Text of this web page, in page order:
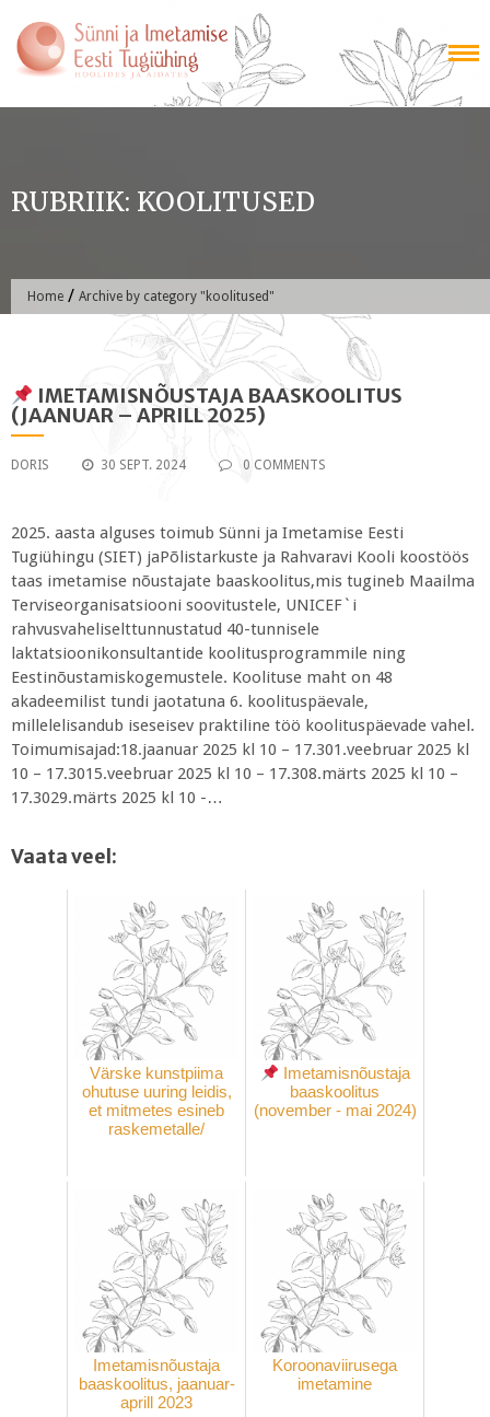
content
RUBRIIK: KOOLITUSED
Home / Archive by category "koolitused"
IMETAMISNÕUSTAJA BAASKOOLITUS
(JAANUAR – APRILL 2025)
DORIS 30 SEPT. 2024 0 COMMENTS
2025. aasta alguses toimub Sünni ja Imetamise Eesti
Tugiühingu (SIET) jaPõlistarkuste ja Rahvaravi Kooli koostöös
taas imetamise nõustajate baaskoolitus,mis tugineb Maailma
Terviseorganisatsiooni soovitustele, UNICEF`i
rahvusvaheliselttunnustatud 40-tunnisele
laktatsioonikonsultantide koolitusprogrammile ning
Eestinõustamiskogemustele. Koolituse maht on 48
akadeemilist tundi jaotatuna 6. koolituspäevale,
millelelisandub iseseisev praktiline töö koolituspäevade vahel.
Toimumisajad:18.jaanuar 2025 kl 10 – 17.301.veebruar 2025 kl
10 – 17.3015.veebruar 2025 kl 10 – 17.308.märts 2025 kl 10 –
17.3029.märts 2025 kl 10 -…
Vaata veel:
Värske kunstpiima
ohutuse uuring leidis,
et mitmetes esineb
raskemetalle/
Imetamisnõustaja
baaskoolitus
(november - mai 2024)
Imetamisnõustaja
baaskoolitus, jaanuar-
aprill 2023
Koroonaviirusega
imetamine